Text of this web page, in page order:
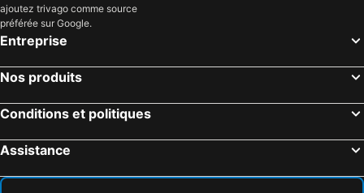
ajoutez trivago comme source
préférée sur Google.
Entreprise
Nos produits
Conditions et politiques
Assistance